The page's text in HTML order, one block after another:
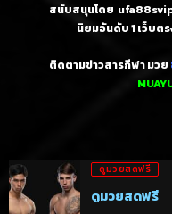
สนับสนุนโดย
นิยมอันดับ 1เว็บต
ติดตามข่าวสารกีฬา มวย
ดูมวยสดฟรี
ดูมวยสดฟรี